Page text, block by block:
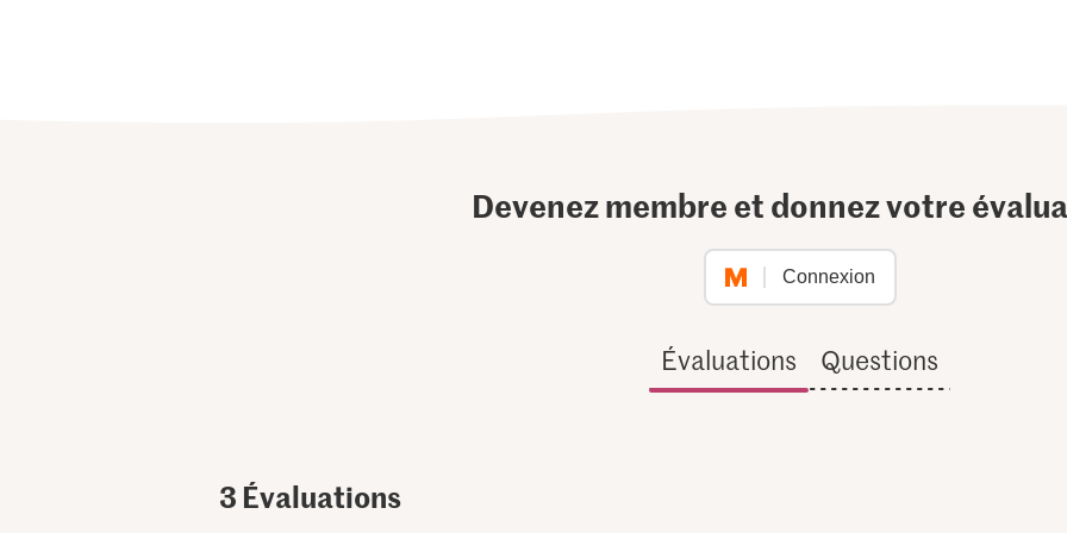
Devenez membre et donnez votre
Connexion
Évaluations Questions
3 Évaluations